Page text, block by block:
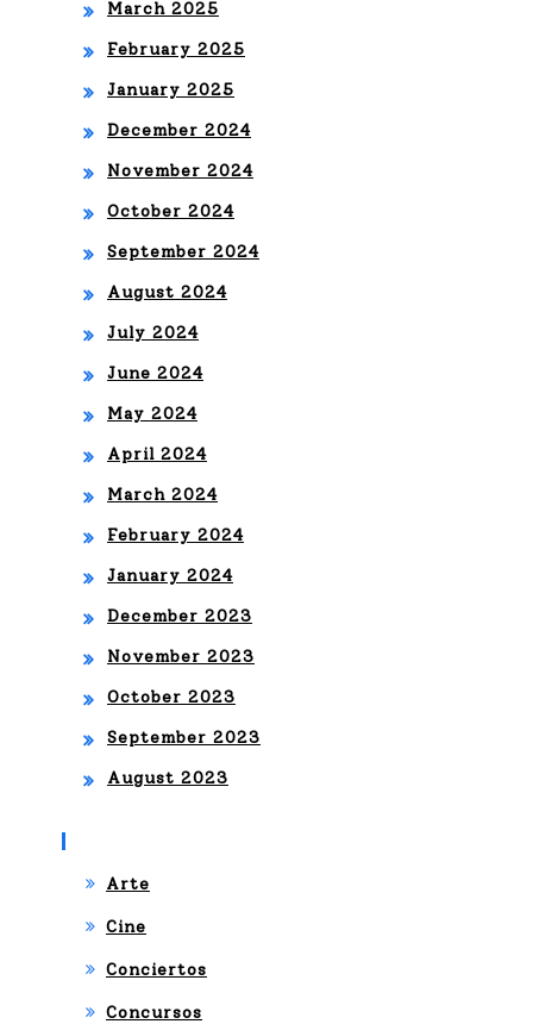
de
ma
rzo
March 2025
February 2025
January 2025
December 2024
November 2024
October 2024
September 2024
August 2024
July 2024
June 2024
May 2024
April 2024
March 2024
February 2024
January 2024
December 2023
November 2023
October 2023
September 2023
August 2023
Arte
Cine
Conciertos
Concursos